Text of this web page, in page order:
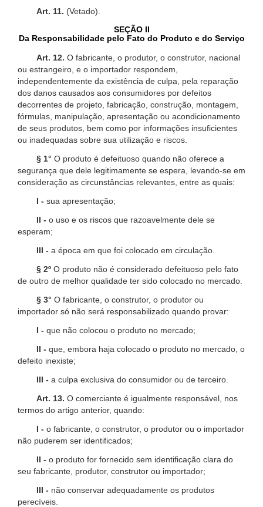
Art. 11. (Vetado).
SEÇÃO II
Da Responsabilidade pelo Fato do Produto e do Serviço
Art. 12. O fabricante, o produtor, o construtor, nacional
ou estrangeiro, e o importador respondem,
independentemente da existência de culpa, pela reparação
dos danos causados aos consumidores por defeitos
decorrentes de projeto, fabricação, construção, montagem,
fórmulas, manipulação, apresentação ou acondicionamento
de seus produtos, bem como por informações insuficientes
ou inadequadas sobre sua utilização e riscos.
§ 1° O produto é defeituoso quando não oferece a
segurança que dele legitimamente se espera, levando-se em
consideração as circunstâncias relevantes, entre as quais:
I - sua apresentação;
II - o uso e os riscos que razoavelmente dele se
esperam;
III - a época em que foi colocado em circulação.
§ 2º O produto não é considerado defeituoso pelo fato
de outro de melhor qualidade ter sido colocado no mercado.
§ 3° O fabricante, o construtor, o produtor ou
importador só não será responsabilizado quando provar:
I - que não colocou o produto no mercado;
II - que, embora haja colocado o produto no mercado, o
defeito inexiste;
III - a culpa exclusiva do consumidor ou de terceiro.
Art. 13. O comerciante é igualmente responsável, nos
termos do artigo anterior, quando:
I - o fabricante, o construtor, o produtor ou o importador
não puderem ser identificados;
II - o produto for fornecido sem identificação clara do
seu fabricante, produtor, construtor ou importador;
III - não conservar adequadamente os produtos
perecíveis.